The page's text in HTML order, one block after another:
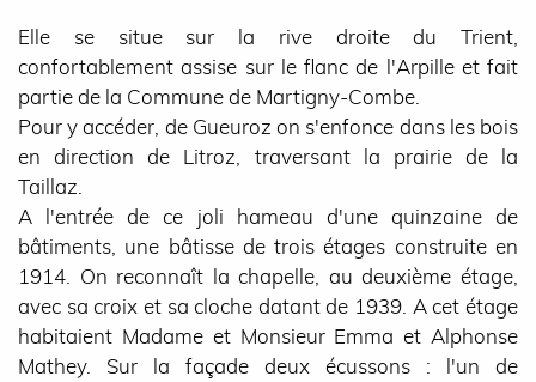
Elle se situe sur la rive droite du Trient,
confortablement assise sur le flanc de l'Arpille et fait
partie de la Commune de Martigny-Combe.
Pour y accéder, de Gueuroz on s'enfonce dans les bois
en direction de Litroz, traversant la prairie de la
Taillaz.
A l'entrée de ce joli hameau d'une quinzaine de
bâtiments, une bâtisse de trois étages construite en
1914. On reconnaît la chapelle, au deuxième étage,
avec sa croix et sa cloche datant de 1939. A cet étage
habitaient Madame et Monsieur Emma et Alphonse
Mathey. Sur la façade deux écussons : l'un de